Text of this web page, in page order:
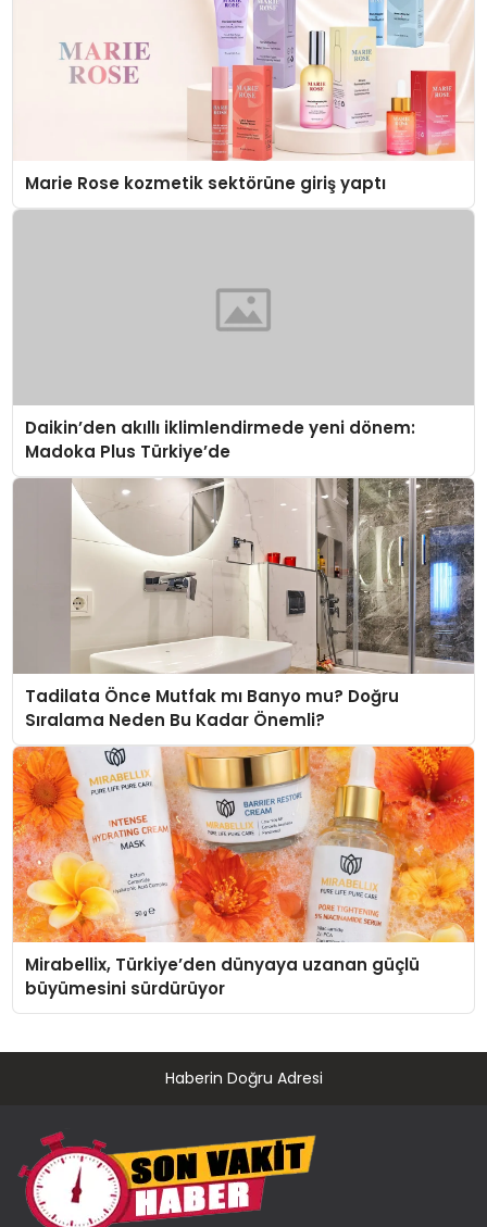
Marie Rose kozmetik sektörüne giriş yaptı
Daikin’den akıllı iklimlendirmede yeni dönem:
Madoka Plus Türkiye’de
Tadilata Önce Mutfak mı Banyo mu? Doğru
Sıralama Neden Bu Kadar Önemli?
Mirabellix, Türkiye’den dünyaya uzanan güçlü
büyümesini sürdürüyor
Haberin Doğru Adresi